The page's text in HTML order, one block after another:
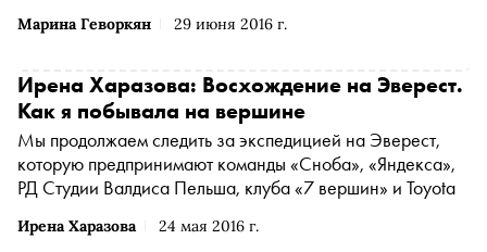
Марина Геворкян 29 июня 2016 г.
Ирена Харазова 24 мая 2016 г.
Ирена Харазова: Восхождение на Эверест.
Как я побывала на вершине
Мы продолжаем следить за экспедицией на Эверест,
которую предпринимают команды «Сноба», «Яндекса»,
РД Студии Валдиса Пельша, клуба «7 вершин» и Toyota